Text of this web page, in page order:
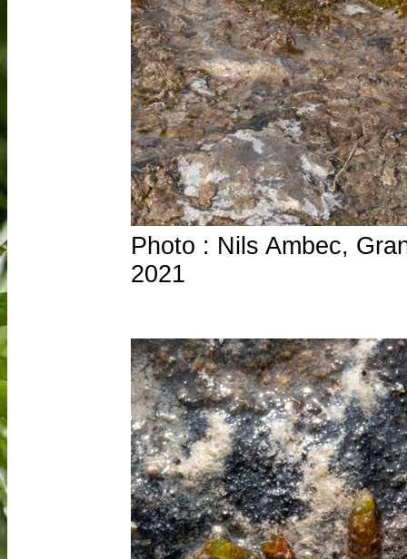
Photo : Nils Ambec,
2021